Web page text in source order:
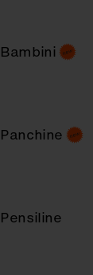
Bambini
Panchine
Pensiline